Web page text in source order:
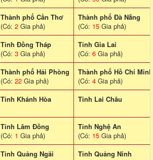
Thành phố Cần Thơ
(Có: 2 Gia phả)
Thành phố Đà Nẵng
(Có: 15 Gia phả)
Tỉnh Đồng Tháp
(Có: 3 Gia phả)
Tỉnh Gia Lai
(Có: 6 Gia phả)
Thành phố Hải Phòng
(Có: 22 Gia phả)
Thành phố Hồ Chí Minh
(Có: 4 Gia phả)
Tỉnh Khánh Hòa Tinh Lai Châu
Tỉnh Lâm Đồng
(Có: 1 Gia phả)
Tỉnh Nghệ An
(Có: 15 Gia phả)
Tỉnh Quảng Ngãi
Tỉnh Quảng Ninh